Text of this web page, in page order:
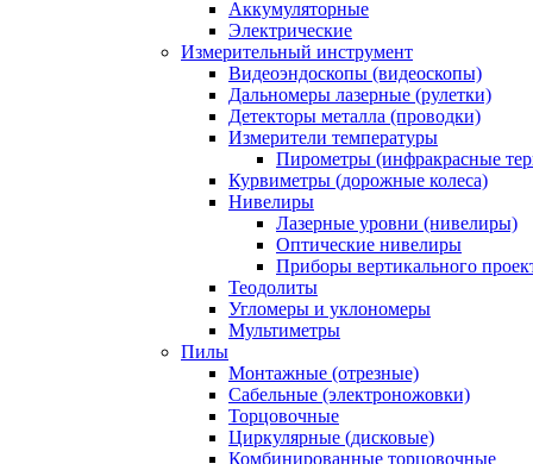
Аккумуляторные
Электрические
Измерительный инструмент
Видеоэндоскопы (видеоскопы)
Дальномеры лазерные (рулетки)
Детекторы металла (проводки)
Измерители температуры
Пирометры (инфракрасные
Курвиметры (дорожные колеса)
Нивелиры
Лазерные уровни (нивелиры)
Оптические нивелиры
Приборы вертикального
Теодолиты
Угломеры и уклономеры
Мультиметры
Пилы
Монтажные (отрезные)
Сабельные (электроножовки)
Торцовочные
Циркулярные (дисковые)
Комбинированные торцовочные